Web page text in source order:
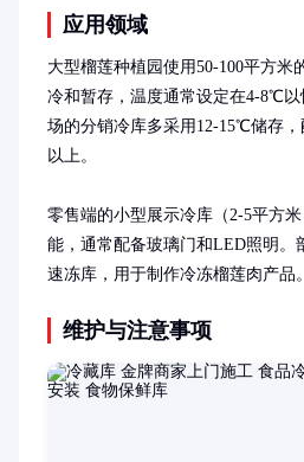
应用领域
大型榴莲种植园使用50-100平方米
冷和暂存，温度通常设定在4-8℃
场的分销冷库多采用12-15℃储存，
以上。
零售端的小型展示冷库（2-5平方
能，通常配备玻璃门和LED照明
速冻库，用于制作冷冻榴莲肉产品。
维护与注意事项